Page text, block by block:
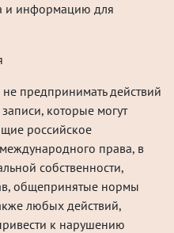
и информацию для
не предпринимать действий
которые могут
российское
права, в
собственности,
общепринятые нормы
любых действий,
к нарушению